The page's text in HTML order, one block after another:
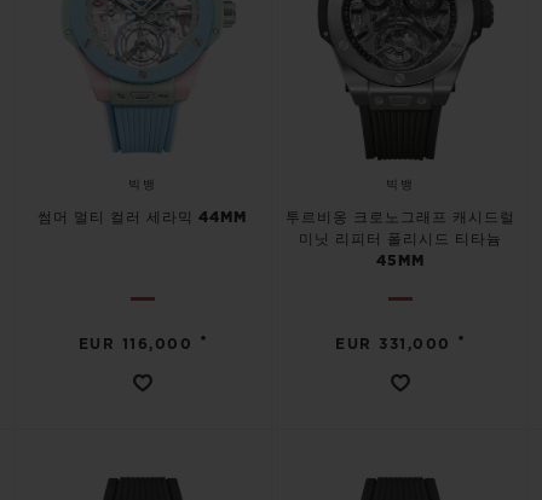
빅뱅
썸머 멀티 컬러 세라믹 44MM
EUR 116,000 •
빅뱅
투르비옹 크로노그래프 캐시드럴
미닛 리피터 폴리시드 티타늄
45MM
EUR 331,000 •